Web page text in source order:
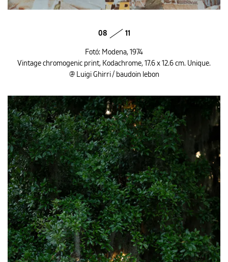
08 11
Fotó: Modena, 1974
Vintage chromogenic print, Kodachrome, 17.6 x 12.6 cm. Unique.
@ Luigi Ghirri / baudoin lebon